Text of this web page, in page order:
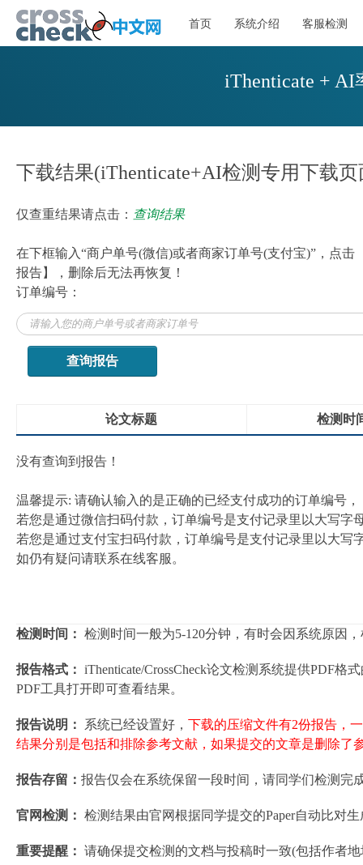
首页 系统介绍 客服检测
iThenticate +
下载结果(iThenticate+AI检测专用下载页
仅查重结果请点击： 查询结果
在下框输入“商户单号(微信)或者商家订单号(支付宝)”，点
报告】，删除后无法再恢复！
订单编号：
论文标题 检测时
没有查询到报告！
温馨提示: 请确认输入的是正确的已经支付成功的订单编号，
若您是通过微信扫码付款，订单编号是支付记录里以大写字
若您是通过支付宝扫码付款，订单编号是支付记录里以大写
如仍有疑问请联系在线客服。
检测时间： 检测时间一般为5-120分钟，有时会因系统原因
报告格式： iThenticate/CrossCheck论文检测系统提供PDF
PDF工具打开即可查看结果。
报告说明： 系统已经设置好， 下载的压缩文件有2份报告，
结果分别是包括和排除参考文献，如果提交的文章是删除
报告存留： 报告仅会在系统保留一段时间，请同学们检测完
官网检测： 检测结果由官网根据同学提交的Paper自动比对
重要提醒： 请确保提交检测的文档与投稿时一致(包括作者